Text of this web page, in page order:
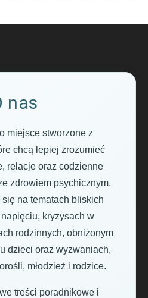
nas
miejsce stworzone z
chcą lepiej zrozumieć
relacje oraz codzienne
zdrowiem psychicznym.
na tematach bliskich
kryzysach w
rodzinnych, obniżonym
dzieci oraz wyzwaniach,
młodzież i rodzice.
treści poradnikowe i